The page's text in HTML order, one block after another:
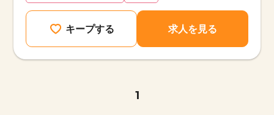
キープする 求人を見る
1